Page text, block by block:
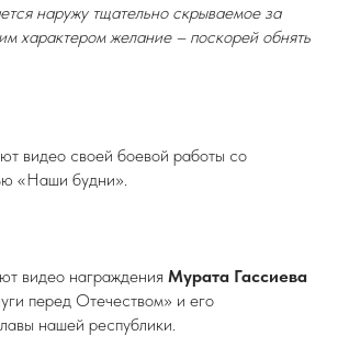
наружу тщательно скрываемое за
характером желание – поскорей обнять
видео своей боевой работы со
«Наши будни».
видео награждения Мурата Гассиева
перед Отечеством» и его
нашей республики.